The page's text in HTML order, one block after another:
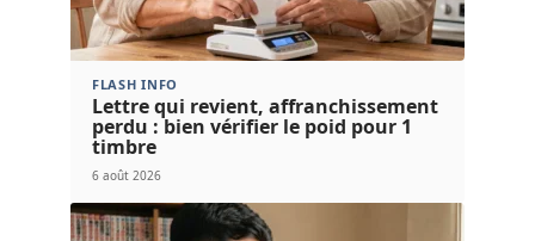
FLASH INFO
Lettre qui revient, affranchissement
perdu : bien vérifier le poid pour 1
timbre
6 août 2026